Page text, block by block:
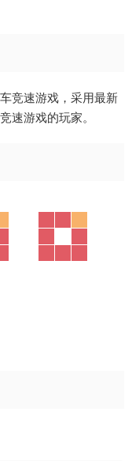
竞速游戏，采用最新
速游戏的玩家。